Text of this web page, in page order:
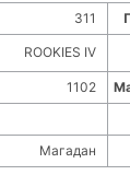
311
ROOKIES IV
1102
Магадан